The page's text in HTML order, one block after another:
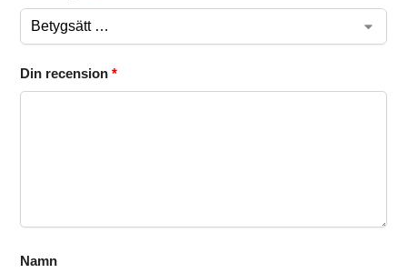
Din recension *
Namn